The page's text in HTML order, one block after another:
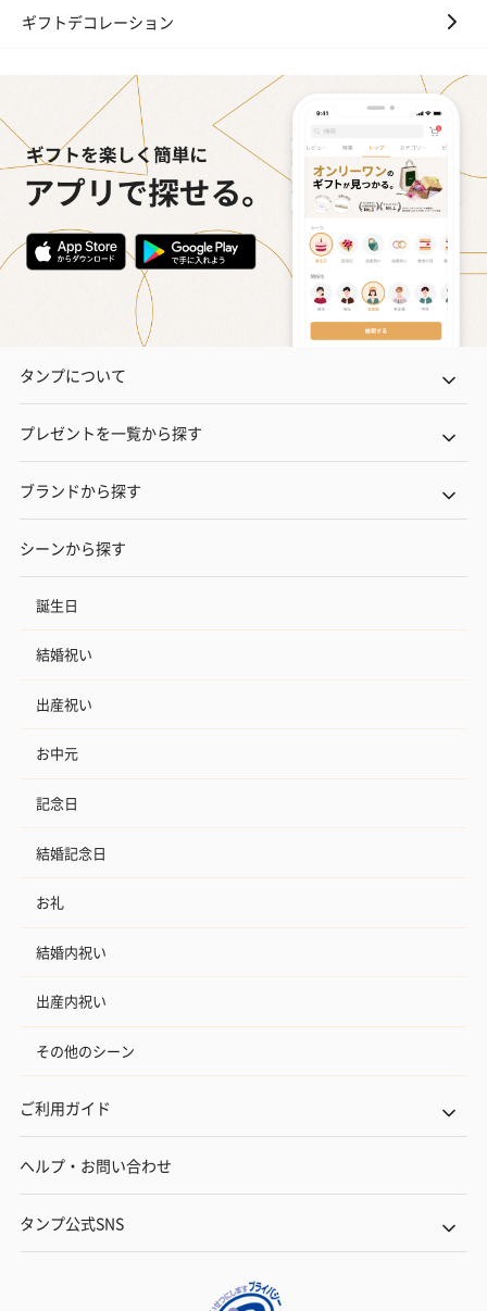
ギフトデコレーション
タンプについて
プレゼントを一覧から探す
ブランドから探す
シーンから探す
誕生日
結婚祝い
出産祝い
お中元
記念日
結婚記念日
お礼
結婚内祝い
出産内祝い
その他のシーン
ご利用ガイド
ヘルプ・お問い合わせ
タンプ公式SNS